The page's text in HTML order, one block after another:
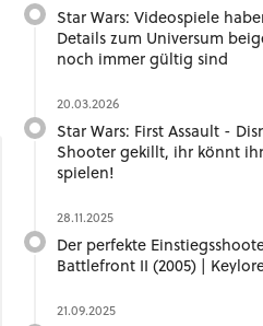
Star Wars: Videospiele
Details zum Universum
noch immer gültig sind
20.03.2026
Star Wars: First Assault -
Shooter gekillt, ihr könnt
spielen!
28.11.2025
Der perfekte
Battlefront II (2005) |
21.09.2025